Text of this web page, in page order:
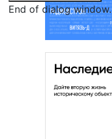
End of dialog window.